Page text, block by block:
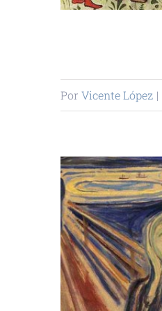
Por Vicente López |